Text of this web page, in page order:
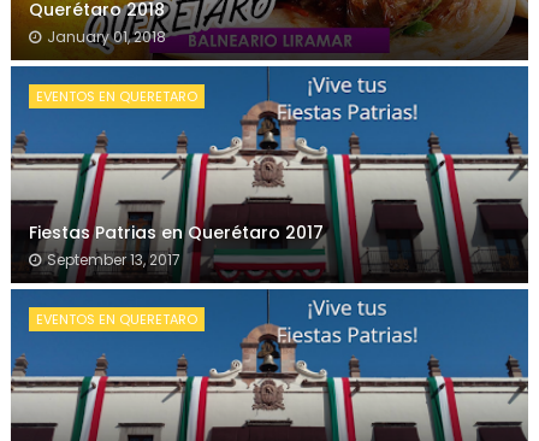
Querétaro 2018
January 01, 2018
EVENTOS EN QUERETARO
Fiestas Patrias en Querétaro 2017
September 13, 2017
EVENTOS EN QUERETARO